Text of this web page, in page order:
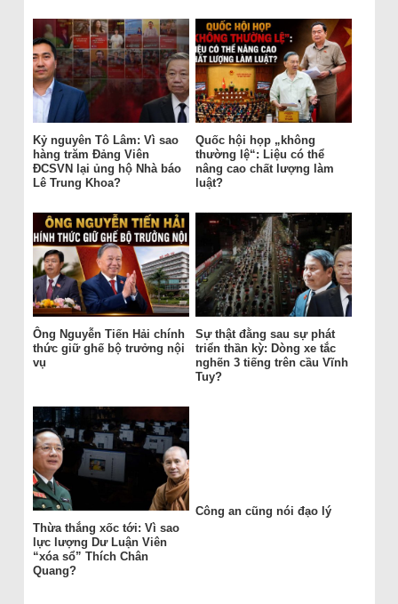
Kỷ nguyên Tô Lâm: Vì sao
hàng trăm Đảng Viên
ĐCSVN lại ủng hộ Nhà báo
Lê Trung Khoa?
Quốc hội họp „không
thường lệ“: Liệu có thể
nâng cao chất lượng làm
luật?
Ông Nguyễn Tiến Hải chính
thức giữ ghế bộ trưởng nội
vụ
Sự thật đằng sau sự phát
triển thần kỳ: Dòng xe tắc
nghẽn 3 tiếng trên cầu Vĩnh
Tuy?
Thừa thắng xốc tới: Vì sao
lực lượng Dư Luận Viên
“xóa sổ” Thích Chân
Quang?
Công an cũng nói đạo lý